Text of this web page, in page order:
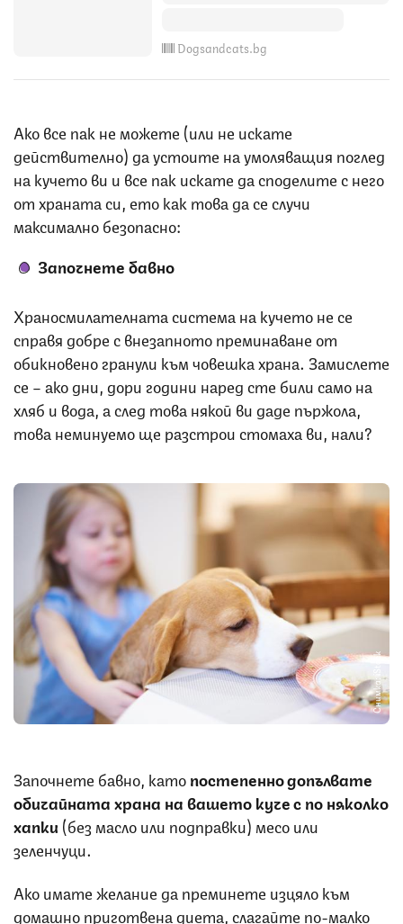
Dogsandcats.bg
Ако все пак не можете (или не искате
действително) да устоите на умоляващия поглед
на кучето ви и все пак искате да споделите с него
от храната си, ето как това да се случи
максимално безопасно:
Започнете бавно
Храносмилателната система на кучето не се
справя добре с внезапното преминаване от
обикновено гранули към човешка храна. Замислете
се – ако дни, дори години наред сте били само на
хляб и вода, а след това някой ви даде пържола,
това неминуемо ще разстрои стомаха ви, нали?
Снимка: iStock
Започнете бавно, катопостепенно допълвате
обичайната храна на вашето куче с по няколко
хапки (без масло или подправки) месо или
зеленчуци.
Ако имате желание да преминете изцяло към
домашно приготвена диета, слагайте по-малко